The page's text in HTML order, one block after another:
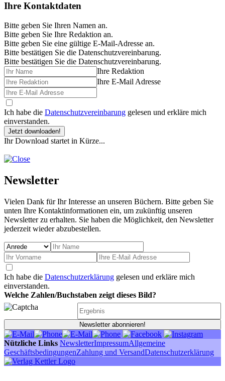
Ihre Kontaktdaten
Bitte geben Sie Ihren Namen an.
Bitte geben Sie Ihre Redaktion an.
Bitte geben Sie eine gültige E-Mail-Adresse an.
Bitte bestätigen Sie die Datenschutzvereinbarung.
Bitte bestätigen Sie die Datenschutzvereinbarung.
Ihre Redaktion
Ihre E-Mail Adresse
Ich habe die Datenschutzvereinbarung gelesen und erkläre mich
einverstanden.
Jetzt downloaden!
Ihr Download startet in Kürze...
Newsletter
Vielen Dank für Ihr Interesse an unseren Büchern. Bitte geben Sie
unten Ihre Kontaktinformationen ein, um zukünftig unseren
Newsletter zu erhalten. Sie haben die Möglichkeit, den Newsletter
jederzeit wieder abzubestellen.
Ich habe die Datenschutzerklärung gelesen und erkläre mich
einverstanden.
Welche Zahlen/Buchstaben zeigt dieses Bild?
Newsletter abonnieren!
Nützliche Links NewsletterImpressumAllgemeine
GeschäftsbedingungenZahlung und VersandDatenschutzerklärung